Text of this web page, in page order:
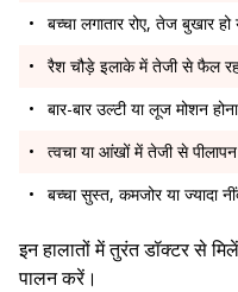
बच्चा लगातार रोए, तेज बुखार
रैश चौड़े इलाके में तेजी से फैल
बार-बार उल्टी या लूज मोशन
त्वचा या आंखों में तेजी से
बच्चा सुस्त, कमजोर या ज्यादा
इन हालातों में तुरंत डॉक्टर से
पालन करें।